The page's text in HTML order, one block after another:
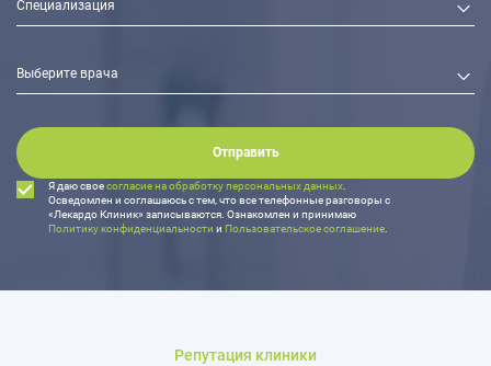
Отправить
Я даю своесогласие на обработку персональных данных.
Осведомлен и соглашаюсь с тем, что все телефонные разговоры с
«Лекардо Клиник» записываются. Ознакомлен и принимаю
Политику конфиденциальности и Пользовательское соглашение.
Репутация клиники